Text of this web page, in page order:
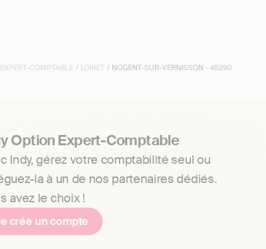
COMPTABLE / LOIRET / NOGENT-SUR-VERNISSON - 45290
Option Expert-Comptable
Indy, gérez votre comptabilité seul ou
la à un de nos partenaires dédiés.
avez le choix !
crée un compte